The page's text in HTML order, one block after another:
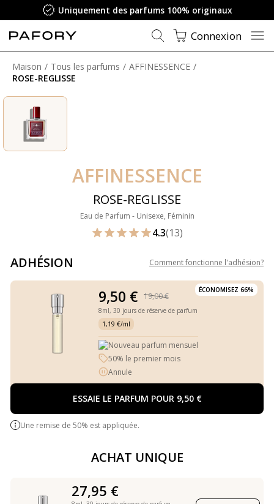
Uniquement des parfums 100% originaux
Connexion
Maison Tous les parfums
AFFINESSENCE
ROSE-REGLISSE
AFFINESSENCE
ROSE-REGLISSE
Eau de Parfum - Unisexe, Féminin
4.3(13)
ADHÉSION Comment fonctionne l'adhésion?
ÉCONOMISEZ 66%
9,50 € 19,00 €
8ml, 30 jours de réserve de parfum
1,19 €/ml
Nouveau parfum mensuel
50% le premier mois
Annule
ESSAIE LE PARFUM POUR 9,50 €
Une remise de 50% est appliquée.
ACHAT UNIQUE
27,95 €